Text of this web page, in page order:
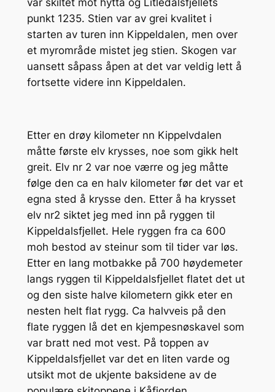
var skiltet mot hytta og Litledalsfjellets
punkt 1235. Stien var av grei kvalitet i
starten av turen inn Kippeldalen, men over
et myrområde mistet jeg stien. Skogen var
uansett såpass åpen at det var veldig lett å
fortsette videre inn Kippeldalen.
Etter en drøy kilometer nn Kippelvdalen
måtte første elv krysses, noe som gikk helt
greit. Elv nr 2 var noe værre og jeg måtte
følge den ca en halv kilometer før det var et
egna sted å krysse den. Etter å ha krysset
elv nr2 siktet jeg med inn på ryggen til
Kippeldalsfjellet. Hele ryggen fra ca 600
moh bestod av steinur som til tider var løs.
Etter en lang motbakke på 700 høydemeter
langs ryggen til Kippeldalsfjellet flatet det ut
og den siste halve kilometern gikk eter en
nesten helt flat rygg. Ca halvveis på den
flate ryggen lå det en kjempesnøskavel som
var bratt ned mot vest. På toppen av
Kippeldalsfjellet var det en liten varde og
utsikt mot de ukjente baksidene av de